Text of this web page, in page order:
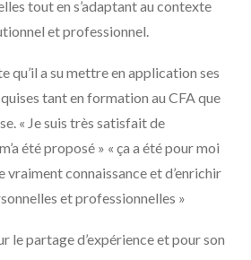
tout en s’adaptant au contexte
et professionnel.
qu’il a su mettre en application ses
tant en formation au CFA que
« Je suis très satisfait de
été proposé » « ça a été pour moi
vraiment connaissance et d’enrichir
et professionnelles »
le partage d’expérience et pour son